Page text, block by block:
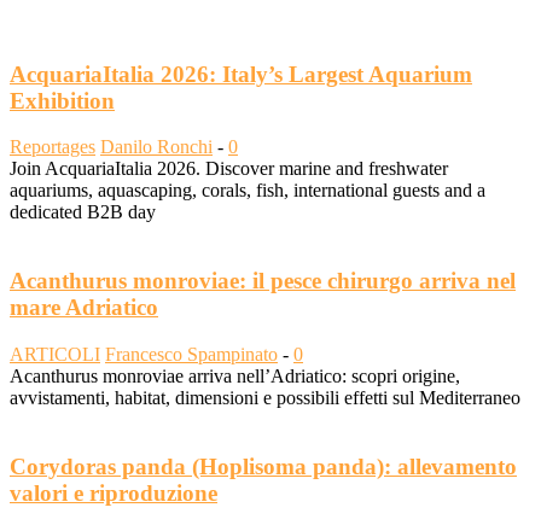
AcquariaItalia 2026: Italy’s Largest Aquarium
Exhibition
Reportages Danilo Ronchi - 0
Join AcquariaItalia 2026. Discover marine and freshwater
aquariums, aquascaping, corals, fish, international guests and a
dedicated B2B day
Acanthurus monroviae: il pesce chirurgo arriva nel
mare Adriatico
ARTICOLI Francesco Spampinato - 0
Acanthurus monroviae arriva nell’Adriatico: scopri origine,
avvistamenti, habitat, dimensioni e possibili effetti sul Mediterraneo
Corydoras panda (Hoplisoma panda): allevamento
valori e riproduzione